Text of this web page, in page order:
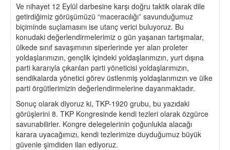
Ve nihayet 12 Eylül darbesine karşı doğru taktik olarak dile
getirdiğimiz görüşümüzü “maceracılığı” savunduğumuz
biçiminde suçlamasını ise utanç verici buluyoruz. Bu
konudaki değerlendirmelerimiz o gün yaşanan tartışmalar,
ülkede sınıf savaşımının siperlerinde yer alan proleter
yoldaşlarımızın, gençlik içindeki yoldaşlarımızın, yurt dışına
parti kararıyla çıkarılan parti yöneticisi yoldaşlarımızın,
sendikalarda yönetici görev üstlenmiş yoldaşlarımızın ve ülke
parti örgütlerimizin değerlendirmelerine dayanmaktadır.
Sonuç olarak diyoruz ki, TKP-1920 grubu, bu yazıdaki
görüşlerini 8. TKP Kongresinde kendi tezleri olarak özgürce
savunabilirler. Kongre delegelerinin çoğunlukla alacağı
karara uyacağımızı, kendi tezlerimize duyduğumuz büyük
güvenle şimdiden ilan ediyoruz.